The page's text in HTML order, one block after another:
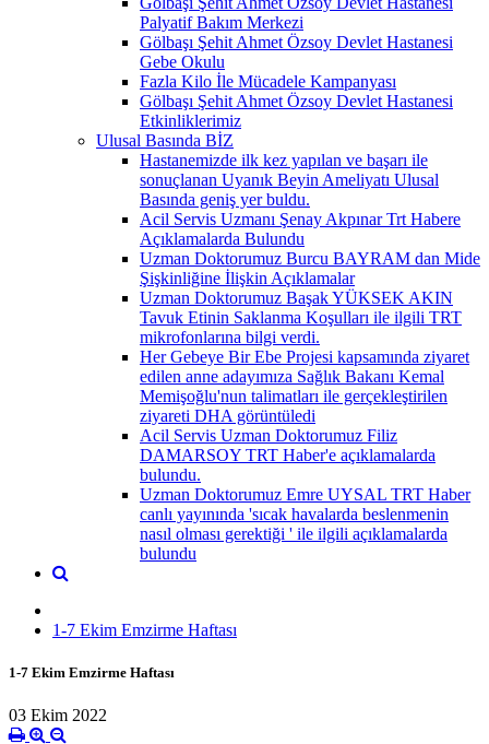
Palyatif Bakım Merkezi
Gölbaşı Şehit Ahmet Özsoy Devlet Hastanesi
Gebe Okulu
Fazla Kilo İle Mücadele Kampanyası
Gölbaşı Şehit Ahmet Özsoy Devlet Hastanesi
Etkinliklerimiz
Ulusal Basında BİZ
Hastanemizde ilk kez yapılan ve başarı ile
sonuçlanan Uyanık Beyin Ameliyatı Ulusal
Basında geniş yer buldu.
Acil Servis Uzmanı Şenay Akpınar Trt Habere
Açıklamalarda Bulundu
Uzman Doktorumuz Burcu BAYRAM dan Mide
Şişkinliğine İlişkin Açıklamalar
Uzman Doktorumuz Başak YÜKSEK AKIN
Tavuk Etinin Saklanma Koşulları ile ilgili TRT
mikrofonlarına bilgi verdi.
Her Gebeye Bir Ebe Projesi kapsamında ziyaret
edilen anne adayımıza Sağlık Bakanı Kemal
Memişoğlu'nun talimatları ile gerçekleştirilen
ziyareti DHA görüntüledi
Acil Servis Uzman Doktorumuz Filiz
DAMARSOY TRT Haber'e açıklamalarda
bulundu.
Uzman Doktorumuz Emre UYSAL TRT Haber
canlı yayınında 'sıcak havalarda beslenmenin
nasıl olması gerektiği ' ile ilgili açıklamalarda
bulundu
1-7 Ekim Emzirme Haftası
1-7 Ekim Emzirme Haftası
03 Ekim 2022